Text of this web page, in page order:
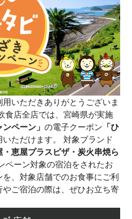
いただきありがとうございま
食店全店では、宮崎県が実施
ペーン」 の電子クーポン 「ひ
いただけます。 対象ブランド
恵屋プラスピザ・炭火串焼ら
ペーン対象の宿泊をされたお
、対象店舗でのお食事にご利
ご宿泊の際は、ぜひお立ち寄